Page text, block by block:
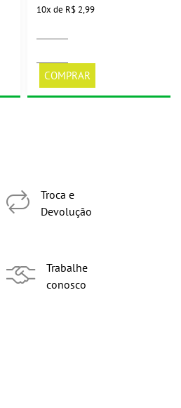
10x de R$ 2,99
COMPRAR
Troca e
Devolução
Trabalhe
conosco